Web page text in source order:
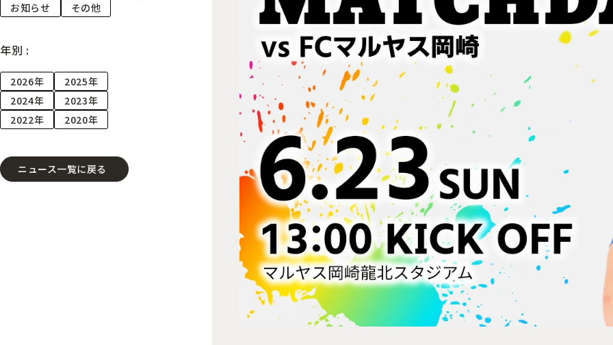
お知らせ
その他
年別 :
2026年
2025年
2024年
2023年
2022年
2020年
ニュース一覧に戻る